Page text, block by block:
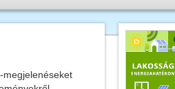
megjelenéseket